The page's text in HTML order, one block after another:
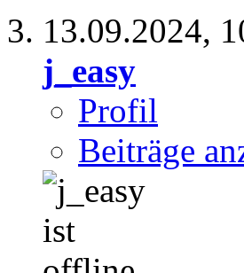
13.09.2024,
j_easy
Profil
Beiträge